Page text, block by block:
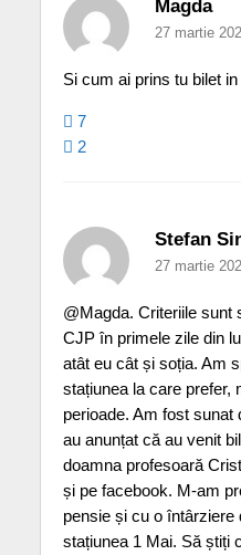
Magda
27 martie
Si cum ai prins tu bilet
7
2
Stefan
27 martie
@Magda. Criteriile sunt
CJP în primele zile din
atât eu cât și soția. Am
stațiunea la care prefer,
perioade. Am fost sunat
au anunțat că au venit
doamna profesoară
și pe facebook. M-am
pensie și cu o întârziere
stațiunea 1 Mai. Să știți